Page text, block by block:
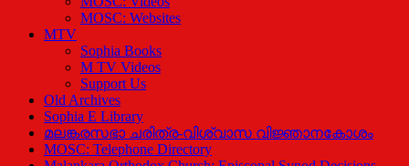
MOSC: Websites
MTV
Sophia Books
M TV Videos
Support Us
Old Archives
Sophia E Library
മലങ്കരസഭാ ചരിത്ര-വിശ്വാസ വിജ്ഞാനകോശം
MOSC: Telephone Directory